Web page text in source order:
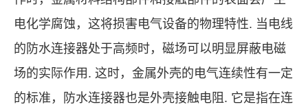
电化学腐蚀，这将损害电气设备的物理特性. 当电线
的防水连接器处于高频时，磁场可以明显屏蔽电磁
场的实际作用. 这时，金属外壳的电气连续性有一定
的标准，防水连接器也是外壳接触电阻. 它是指在连